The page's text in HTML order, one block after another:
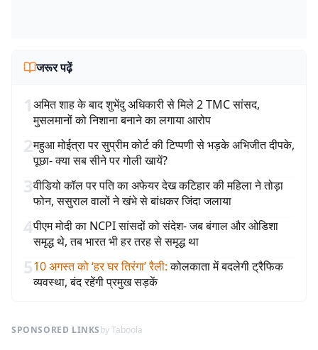
जरूर पढ़ें
1अमित शाह के बाद शुभेंदु अधिकारी से मिले 2 TMC सांसद,
मुसलमानों को निशाना बनाने का लगाया आरोप
2महुआ मोईत्रा पर सुप्रीम कोर्ट की टिप्पणी से भड़के अभिजीत दीपके,
पूछा- क्या सब सीने पर गोली खायें?
3वीडियो कॉल पर पति का अफेयर देख कटिहार की महिला ने तोड़ा
फोन, ससुराल वालों ने खंभे से बांधकर जिंदा जलाया
4पीएम मोदी का NCPI सांसदों को संदेश- जब बंगाल और ओडिशा
समृद्ध थे, तब भारत भी हर तरह से समृद्ध था
510 अगस्त को ‘हर घर तिरंगा’ रैली: कोलकाता में बदलेगी ट्रैफिक
व्यवस्था, बंद रहेंगी प्रमुख सड़कें
SPONSORED LINKSby Taboola